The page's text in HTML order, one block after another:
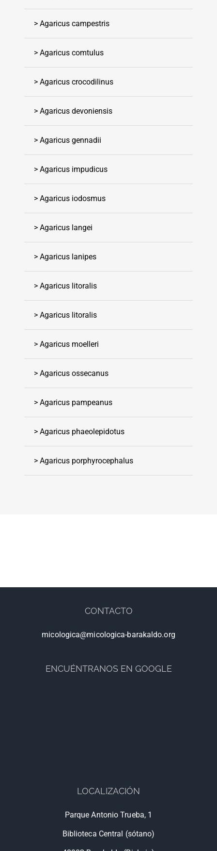
> Agaricus campestris
> Agaricus comtulus
> Agaricus crocodilinus
> Agaricus devoniensis
> Agaricus gennadii
> Agaricus impudicus
> Agaricus iodosmus
> Agaricus langei
> Agaricus lanipes
> Agaricus litoralis
> Agaricus litoralis
> Agaricus moelleri
> Agaricus ossecanus
> Agaricus pampeanus
> Agaricus phaeolepidotus
> Agaricus porphyrocephalus
CONTACTO
micologica@micologica-barakaldo.org
ENCUÉNTRANOS EN GOOGLE
LOCALIZACIÓN
Parque Antonio Trueba, 1
Biblioteca Central (sótano)